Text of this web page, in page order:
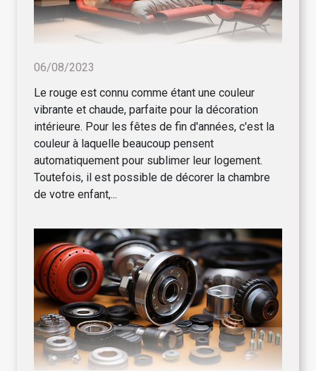
06/08/2023
Le rouge est connu comme étant une couleur
vibrante et chaude, parfaite pour la décoration
intérieure. Pour les fêtes de fin d'années, c'est la
couleur à laquelle beaucoup pensent
automatiquement pour sublimer leur logement.
Toutefois, il est possible de décorer la chambre
de votre enfant,...